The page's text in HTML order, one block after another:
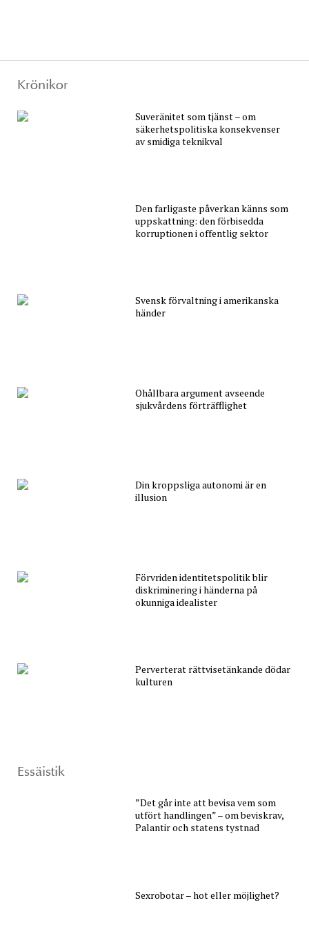
Krönikor
Suveränitet som tjänst – om
säkerhetspolitiska konsekvenser
av smidiga teknikval
Den farligaste påverkan känns som
uppskattning: den förbisedda
korruptionen i offentlig sektor
Svensk förvaltning i amerikanska
händer
Ohållbara argument avseende
sjukvårdens förträfflighet
Din kroppsliga autonomi är en
illusion
Förvriden identitetspolitik blir
diskriminering i händerna på
okunniga idealister
Perverterat rättvisetänkande dödar
kulturen
Essäistik
”Det går inte att bevisa vem som
utfört handlingen” – om beviskrav,
Palantir och statens tystnad
Sexrobotar – hot eller möjlighet?